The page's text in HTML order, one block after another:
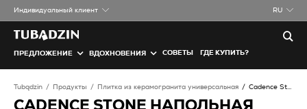
Индивидуальный клиент RU
ПРЕДЛОЖЕНИЕ ВДОХНОВЕНИЯ СОВЕТЫ ГДЕ КУПИТЬ?
Tubądzin Продукты Плитка из керамогранита универсальная Cadence Stone Напольная плитка
CADENCE STONE НАПОЛЬНАЯ